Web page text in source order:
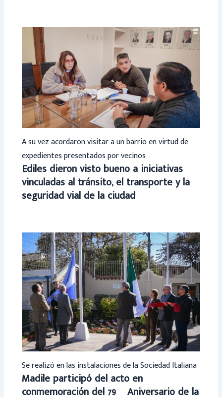
A su vez acordaron visitar a un barrio en virtud de
expedientes presentados por vecinos
Ediles dieron visto bueno a iniciativas
vinculadas al tránsito, el transporte y la
seguridad vial de la ciudad
Se realizó en las instalaciones de la Sociedad Italiana
Madile participó del acto en
conmemoración del 79º Aniversario de la